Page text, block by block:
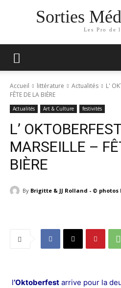
Sorties
Les Pro de
Accueil littérature Actualités
L'
FÊTE DE LA BIÈRE
Actualités Art & Culture festivités
L’
MARSEILLE –
BIÈRE
By Brigitte & JJ Rolland - ©
l’Oktoberfest arrive pour la